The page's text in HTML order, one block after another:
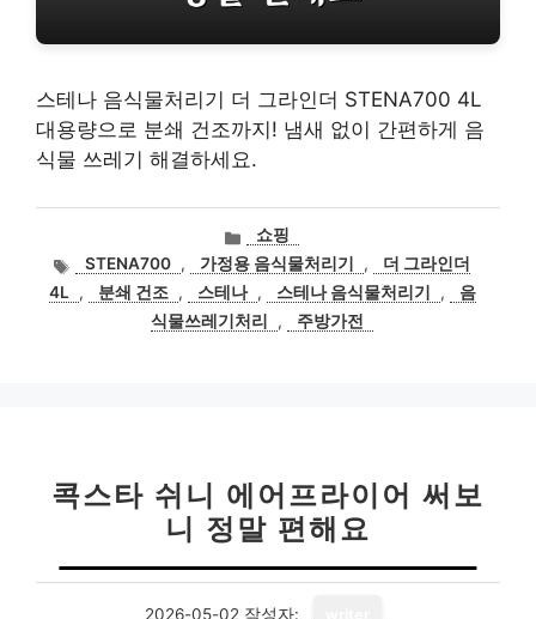
스테나 음식물처리기 더 그라인더 STENA700 4L
대용량으로 분쇄 건조까지! 냄새 없이 간편하게 음
식물 쓰레기 해결하세요.
카
테
고
리
쇼핑
태STENA700 , 가정용 음식물처리기 ,
더 그라인더
4L
, 분쇄 건조 , 스테나 , 스테나 음식물처리기 ,
음
식물쓰레기처리
, 주방가전
콕스타 쉬니 에어프라이어 써보
니 정말 편해요
2026-05-02 작성자: